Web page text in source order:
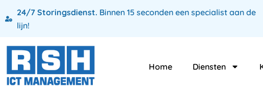
24/7 Storingsdienst. Binnen 15 seconden een specialist aan de
lijn!
Home Diensten